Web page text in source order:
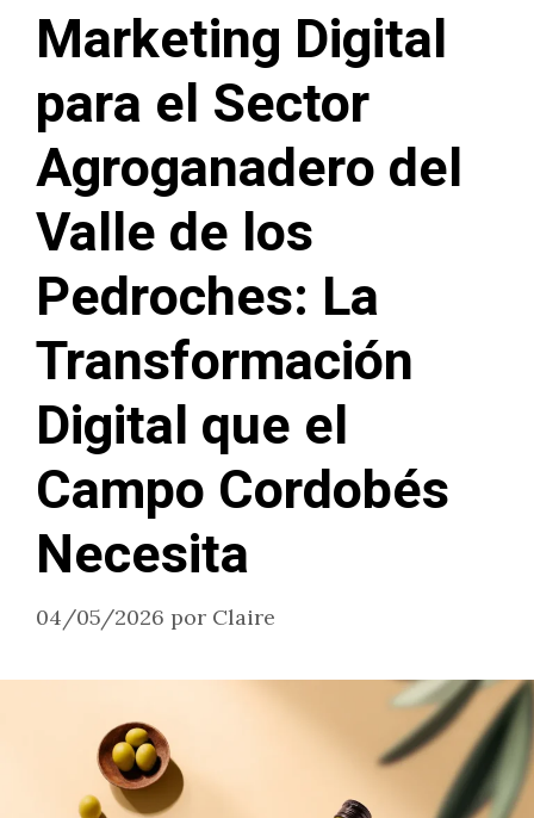
Marketing Digital
para el Sector
Agroganadero del
Valle de los
Pedroches: La
Transformación
Digital que el
Campo Cordobés
Necesita
04/05/2026 por Claire